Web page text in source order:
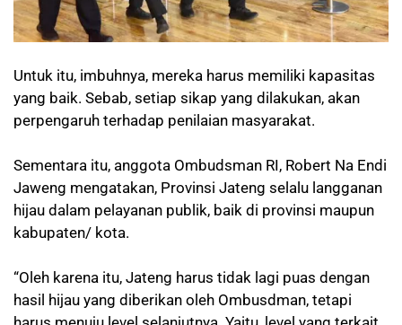
Untuk itu, imbuhnya, mereka harus memiliki kapasitas
yang baik. Sebab, setiap sikap yang dilakukan, akan
perpengaruh terhadap penilaian masyarakat.
Sementara itu, anggota Ombudsman RI, Robert Na Endi
Jaweng mengatakan, Provinsi Jateng selalu langganan
hijau dalam pelayanan publik, baik di provinsi maupun
kabupaten/ kota.
“Oleh karena itu, Jateng harus tidak lagi puas dengan
hasil hijau yang diberikan oleh Ombusdman, tetapi